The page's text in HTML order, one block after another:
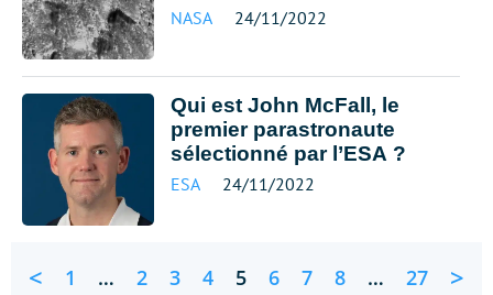
NASA 24/11/2022
Qui est John McFall, le
premier parastronaute
sélectionné par l’ESA ?
ESA 24/11/2022
< 1 … 2 3 4 5 6 7 8 … 27 >